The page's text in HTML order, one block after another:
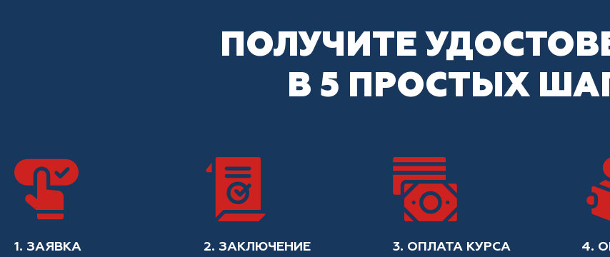
ПОЛУЧИТЕ
В 5 ПРОСТЫХ
1. ЗАЯВКА
2. ЗАКЛЮЧЕНИЕ
3. ОПЛАТА КУРСА 4.